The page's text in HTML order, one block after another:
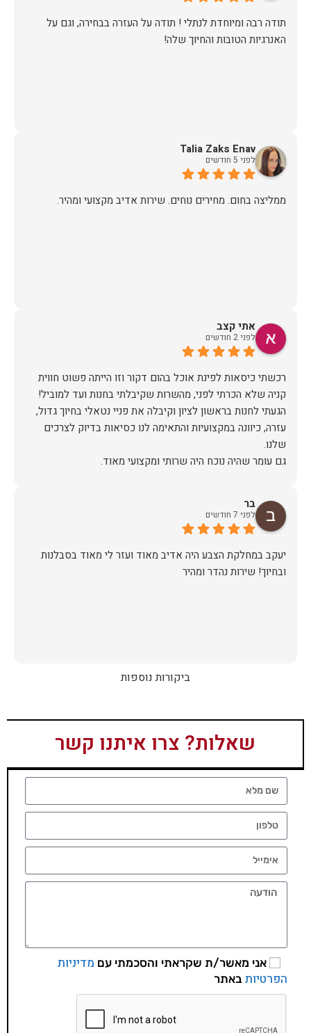
​תודה רבה ומיוחדת לנתלי ! תודה על העזרה בבחירה, וגם על
האנרגיות הטובות והחיוך שלה!
Talia Zaks Enav
לפני 5 חודשים
ממליצה בחום. מחירים נוחים. שירות אדיב מקצועי ומהיר.
אתי קצב
לפני 2 חודשים
רכשתי כיסאות לפינת אוכל בהום דקור וזו הייתה פשוט חווית
הגעתי לחנות בראשון לציון וקיבלה את פניי נטאלי בחיוך גדול,
עזרה, כיוונה במקצועיות והתאימה לנו כסיאות בדיוק לצרכים
ערב לפני ההגעה של המוביל (יובל) הוא התקשר לוודא כתובת
תודה לכם הום דקור, אתם דוגמא ומופת לאיך חנויות צריכות
בר
לפני 7 חודשים
יעקב במחלקת הצבע היה אדיב מאוד ועזר לי מאוד בסבלנות
ובחיוך! שירות נהדר ומהיר
ביקורות נוספות
שאלות? צרו איתנו קשר
אני מאשר/ת שקראתי והסכמתי עם מדיניות
הפרטיות באתר